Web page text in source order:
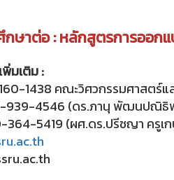
ษาต่อ : หลักสูตรการออก
มเติม :
1438 คณะวิศวกรรมศาสตร์แ
939-4546 (ดร.ภานุ พัฒนปณิธิ
5419 (ผศ.ดร.ปรีชญา ครูเ